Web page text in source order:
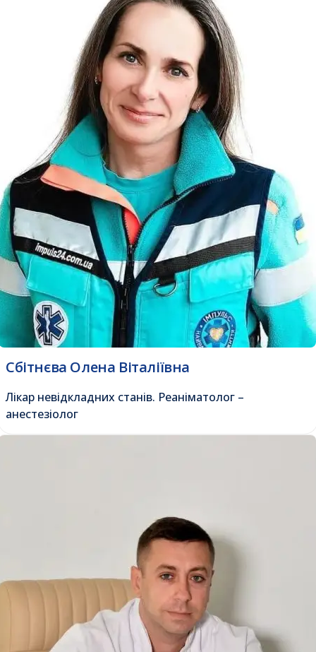
Сбітнєва Олена Віталіївна
Лікар невідкладних станів. Реаніматолог –
анестезіолог